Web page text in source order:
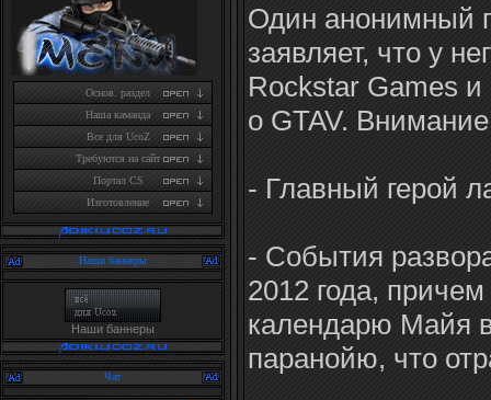
Основ. раздел
Наша каманда
Все для UcoZ
Требуются на сайт
Портал CS
Изготовление
Наши баннеры
Наши баннеры
Чат
Один анонимный
заявляет, что у
Rockstar Games и
о GTAV.
- Главный герой
- События
2012 года,
календарю Майя
паранойю, что